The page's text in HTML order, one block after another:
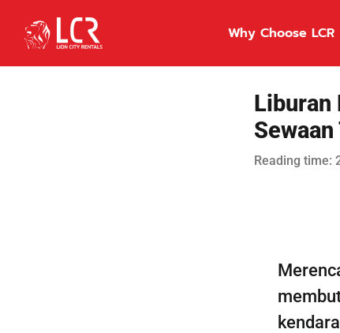
content
Why Choose LCR
Liburan
Reading time: